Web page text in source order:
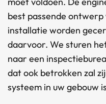
best passende
installatie worden
daarvoor. We sturen
naar een
dat ook betrokken zal
systeem in uw gebouw